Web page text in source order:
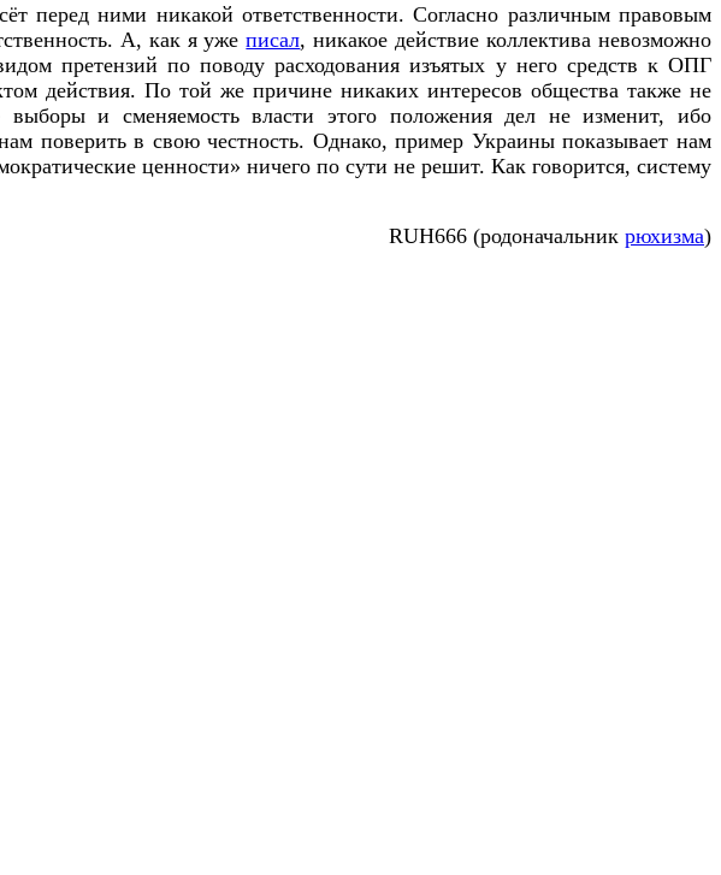
перед ними никакой ответственности. Согласно различным правовым
А, как я ужеписал, никакое действие коллектива невозможно
претензий по поводу расходования изъятых у него средств к ОПГ
действия. По той же причине никаких интересов общества также не
и сменяемость власти этого положения дел не изменит, ибо
поверить в свою честность. Однако, пример Украины показывает нам
ценности» ничего по сути не решит. Как говорится, систему
RUH666 (родоначальник рюхизма)